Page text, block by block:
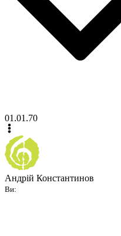
01.01.70
Андрій Константинов
Ви: